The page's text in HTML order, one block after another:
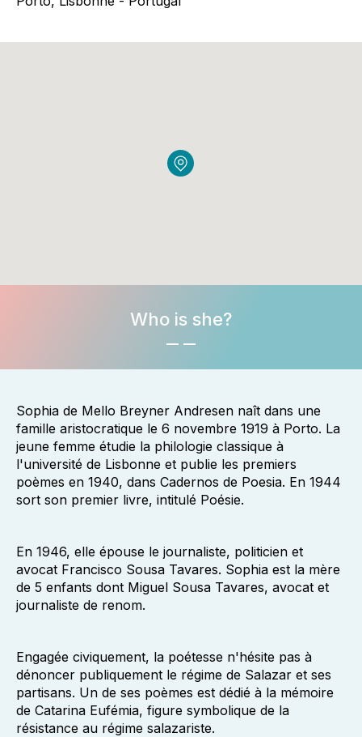
Who is she?
Sophia de Mello Breyner Andresen naît dans une
famille aristocratique le 6 novembre 1919 à Porto. La
jeune femme étudie la philologie classique à
l'université de Lisbonne et publie les premiers
poèmes en 1940, dans Cadernos de Poesia. En 1944
sort son premier livre, intitulé Poésie.
En 1946, elle épouse le journaliste, politicien et
avocat Francisco Sousa Tavares. Sophia est la mère
de 5 enfants dont Miguel Sousa Tavares, avocat et
journaliste de renom.
Engagée civiquement, la poétesse n'hésite pas à
dénoncer publiquement le régime de Salazar et ses
partisans. Un de ses poèmes est dédié à la mémoire
de Catarina Eufémia, figure symbolique de la
résistance au régime salazariste.